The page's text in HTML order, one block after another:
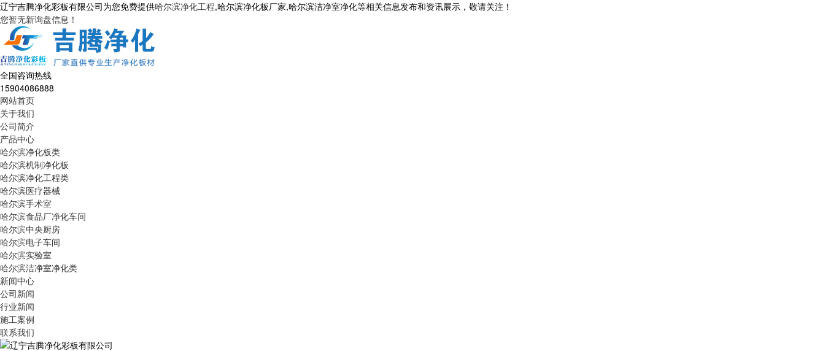
辽宁吉腾净化彩板有限公司为您免费提供哈尔滨净化工程,哈尔滨净化板厂家,哈尔滨洁净室净化等相关信息发布和资讯展示，敬请关注！
您暂无新询盘信息！
全国咨询热线
15904086888
网站首页
关于我们
公司简介
产品中心
哈尔滨净化板类
哈尔滨机制净化板
哈尔滨净化工程类
哈尔滨医疗器械
哈尔滨手术室
哈尔滨食品厂净化车间
哈尔滨中央厨房
哈尔滨电子车间
哈尔滨实验室
哈尔滨洁净室净化类
新闻中心
公司新闻
行业新闻
施工案例
联系我们